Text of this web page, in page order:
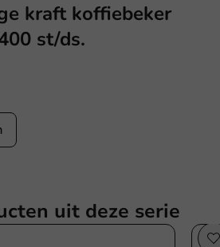
kraft koffiebeker
st/ds.
uit deze serie